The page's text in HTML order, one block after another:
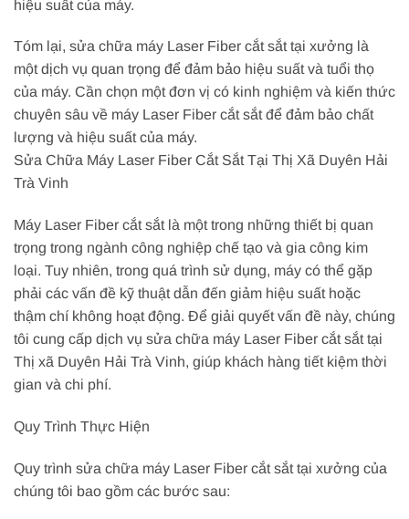
hiệu suất của máy.
Tóm lại, sửa chữa máy Laser Fiber cắt sắt tại xưởng là
một dịch vụ quan trọng để đảm bảo hiệu suất và tuổi thọ
của máy. Cần chọn một đơn vị có kinh nghiệm và kiến thức
chuyên sâu về máy Laser Fiber cắt sắt để đảm bảo chất
lượng và hiệu suất của máy.
Sửa Chữa Máy Laser Fiber Cắt Sắt Tại Thị Xã Duyên Hải
Trà Vinh
Máy Laser Fiber cắt sắt là một trong những thiết bị quan
trọng trong ngành công nghiệp chế tạo và gia công kim
loại. Tuy nhiên, trong quá trình sử dụng, máy có thể gặp
phải các vấn đề kỹ thuật dẫn đến giảm hiệu suất hoặc
thậm chí không hoạt động. Để giải quyết vấn đề này, chúng
tôi cung cấp dịch vụ sửa chữa máy Laser Fiber cắt sắt tại
Thị xã Duyên Hải Trà Vinh, giúp khách hàng tiết kiệm thời
gian và chi phí.
Quy Trình Thực Hiện
Quy trình sửa chữa máy Laser Fiber cắt sắt tại xưởng của
chúng tôi bao gồm các bước sau: